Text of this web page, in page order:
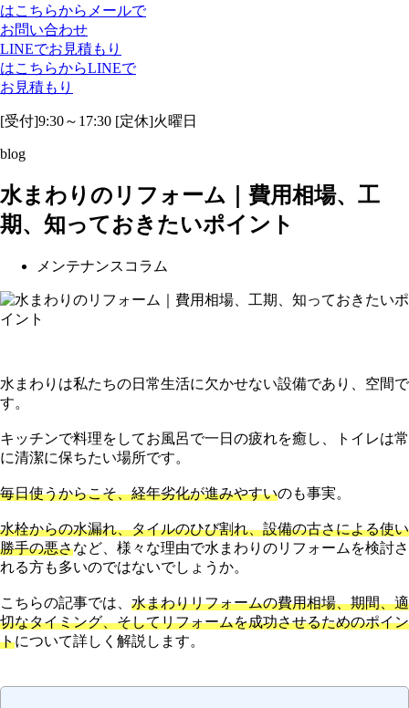
はこちらから メールで
お問い合わせ
LINEでお見積もり
はこちらからLINEで
お見積もり
[受付]9:30～17:30 [定休]火曜日
blog
水まわりのリフォーム｜費用相場、工
期、知っておきたいポイント
メンテナンスコラム
水まわりは私たちの日常生活に欠かせない設備であり、空間で
す。
キッチンで料理をしてお風呂で一日の疲れを癒し、トイレは常
に清潔に保ちたい場所です。
毎日使うからこそ、経年劣化が進みやすいのも事実。
水栓からの水漏れ、タイルのひび割れ、設備の古さによる使い
勝手の悪さなど、様々な理由で水まわりのリフォームを検討さ
れる方も多いのではないでしょうか。
こちらの記事では、 水まわりリフォームの費用相場、期間、適
切なタイミング、そしてリフォームを成功させるためのポイン
トについて詳しく解説します。